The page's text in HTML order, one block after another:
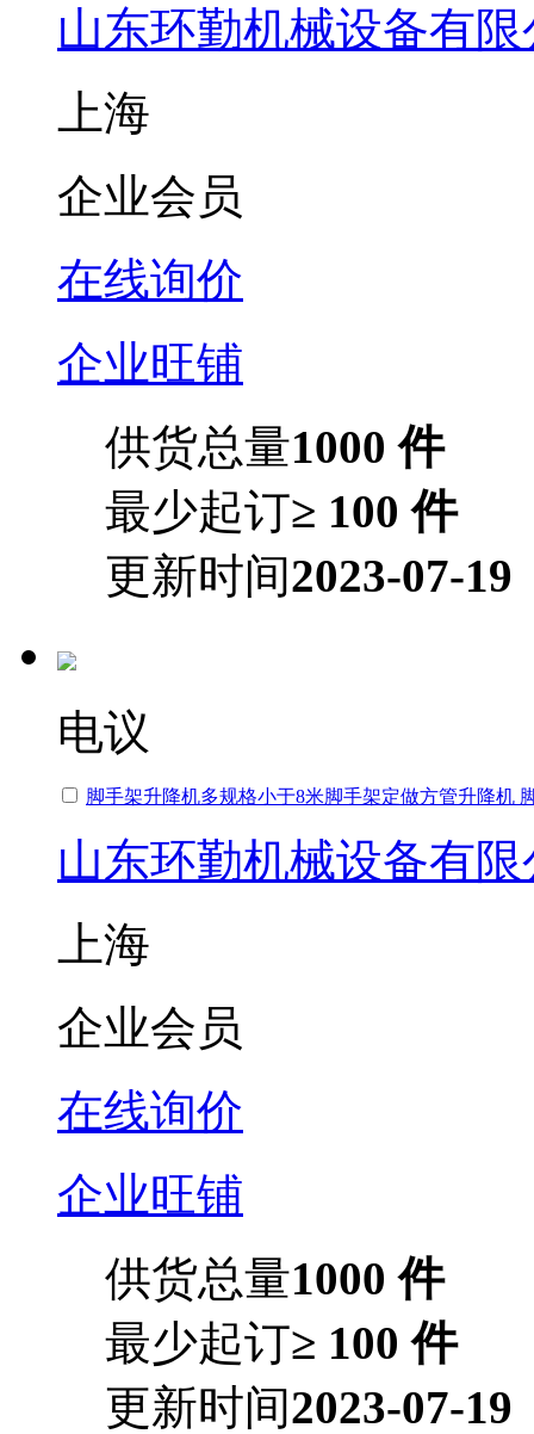
山东环勤机械设备有
上海
企业会员
在线询价
企业旺铺
供货总量1000 件
最少起订≥ 100 件
更新时间2023-07-19
电议
脚手架升降机多规格小于8米脚手架定做方管升降机
山东环勤机械设备有
上海
企业会员
在线询价
企业旺铺
供货总量1000 件
最少起订≥ 100 件
更新时间2023-07-19